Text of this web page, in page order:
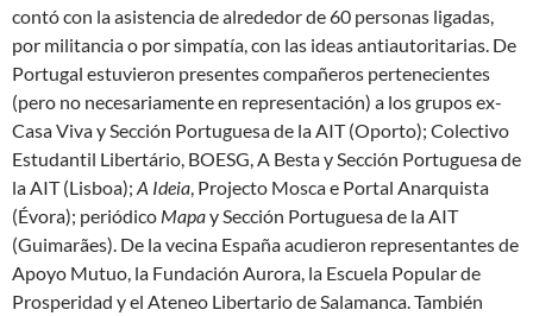
contó con la asistencia de alrededor de 60 personas ligadas,
por militancia o por simpatía, con las ideas antiautoritarias. De
Portugal estuvieron presentes compañeros pertenecientes
(pero no necesariamente en representación) a los grupos ex-
Casa Viva y Sección Portuguesa de la AIT (Oporto); Colectivo
Estudantil Libertário, BOESG, A Besta y Sección Portuguesa de
la AIT (Lisboa); A Ideia, Projecto Mosca e Portal Anarquista
(Évora); periódico Mapay Sección Portuguesa de la AIT
(Guimarães). De la vecina España acudieron representantes de
Apoyo Mutuo, la Fundación Aurora, la Escuela Popular de
Prosperidad y el Ateneo Libertario de Salamanca. También